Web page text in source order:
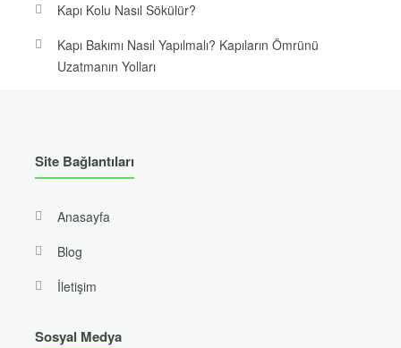
Kapı Kolu Nasıl Sökülür?
Kapı Bakımı Nasıl Yapılmalı? Kapıların Ömrünü
Uzatmanın Yolları
Site Bağlantıları
Anasayfa
Blog
İletişim
Sosyal Medya